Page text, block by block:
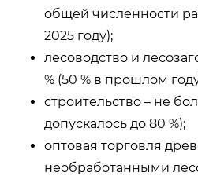
общей численности
2025 году);
лесоводство и
% (50 % в прошлом
строительство – не
допускалось до 80 %);
оптовая торговля
необработанными